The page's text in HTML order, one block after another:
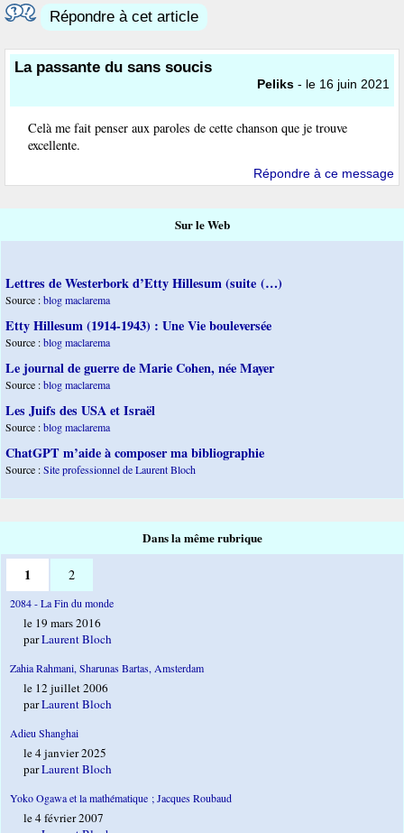
Répondre à cet article
La passante du sans soucis
Peliks - le 16 juin 2021
Celà me fait penser aux paroles de cette chanson que je trouve
excellente.
Répondre à ce message
Sur le Web
Lettres de Westerbork d’Etty Hillesum (suite (…)
Source :blog maclarema
Etty Hillesum (1914-1943) : Une Vie bouleversée
Source :blog maclarema
Le journal de guerre de Marie Cohen, née Mayer
Source :blog maclarema
Les Juifs des USA et Israël
Source :blog maclarema
ChatGPT m’aide à composer ma bibliographie
Source :Site professionnel de Laurent Bloch
Dans la même rubrique
1 2
2084 - La Fin du monde
le 19 mars 2016
parLaurent Bloch
Zahia Rahmani, Sharunas Bartas, Amsterdam
le 12 juillet 2006
parLaurent Bloch
Adieu Shanghai
le 4 janvier 2025
parLaurent Bloch
Yoko Ogawa et la mathématique ; Jacques Roubaud
le 4 février 2007